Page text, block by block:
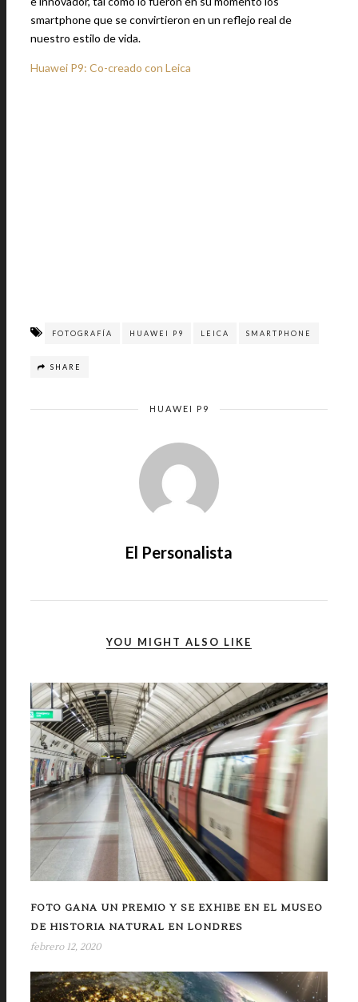
smartphone que se convirtieron en un reflejo real de
nuestro estilo de vida.
Huawei P9: Co-creado con Leica
FOTOGRAFÍA HUAWEI P9 LEICA SMARTPHONE
SHARE
HUAWEI P9
El Personalista
YOU MIGHT ALSO LIKE
FOTO GANA UN PREMIO Y SE EXHIBE EN EL MUSEO
DE HISTORIA NATURAL EN LONDRES
febrero 12, 2020